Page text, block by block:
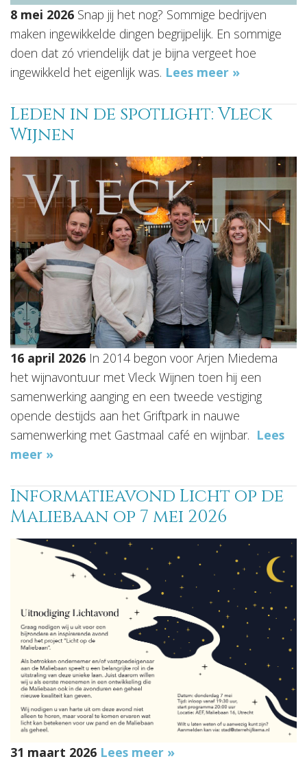
8 mei 2026 Snap jij het nog? Sommige bedrijven
maken ingewikkelde dingen begrijpelijk. En sommige
doen dat zó vriendelijk dat je bijna vergeet hoe
ingewikkeld het eigenlijk was. Lees meer »
Leden in de spotlight: Vleck
Wijnen
16 april 2026 In 2014 begon voor Arjen Miedema
het wijnavontuur met Vleck Wijnen toen hij een
samenwerking aanging en een tweede vestiging
opende destijds aan het Griftpark in nauwe
samenwerking met Gastmaal café en wijnbar. Lees
meer »
Informatieavond Licht op de
Maliebaan op 7 mei 2026
31 maart 2026 Lees meer »